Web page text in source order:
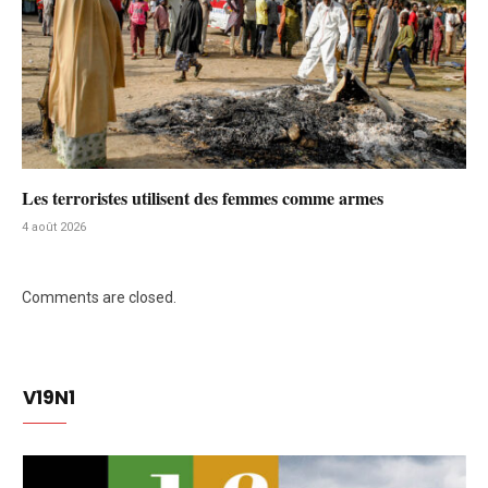
Les terroristes utilisent des femmes comme armes
4 août 2026
Comments are closed.
V19N1